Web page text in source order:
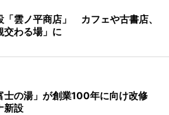
「雲ノ平商店」 カフェや古書店、
交わる場」に
士の湯」が創業100年に向け改修
新設